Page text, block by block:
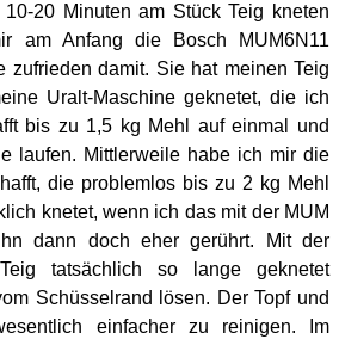
20 Minuten am Stück Teig kneten
am Anfang die Bosch MUM6N11
zufrieden damit. Sie hat meinen Teig
Uralt-Maschine geknetet, die ich
bis zu 1,5 kg Mehl auf einmal und
laufen. Mittlerweile habe ich mir die
die problemlos bis zu 2 kg Mehl
knetet, wenn ich das mit der MUM
dann doch eher gerührt. Mit der
tatsächlich so lange geknetet
Schüsselrand lösen. Der Topf und
einfacher zu reinigen. Im